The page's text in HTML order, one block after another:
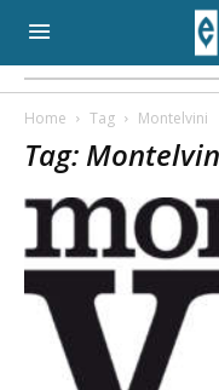
Home Tag Montelvini
Tag: